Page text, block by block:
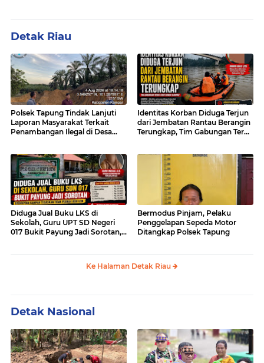
Detak Riau
Polsek Tapung Tindak Lanjuti
Laporan Masyarakat Terkait
Penambangan Ilegal di Desa
Identitas Korban Diduga Terjun
dari Jembatan Rantau Berangin
Terungkap, Tim Gabungan Terus
Diduga Jual Buku LKS di
Sekolah, Guru UPT SD Negeri
017 Bukit Payung Jadi Sorotan,
Bermodus Pinjam, Pelaku
Penggelapan Sepeda Motor
Ditangkap Polsek Tapung
Ke Halaman Detak Riau
Detak Nasional